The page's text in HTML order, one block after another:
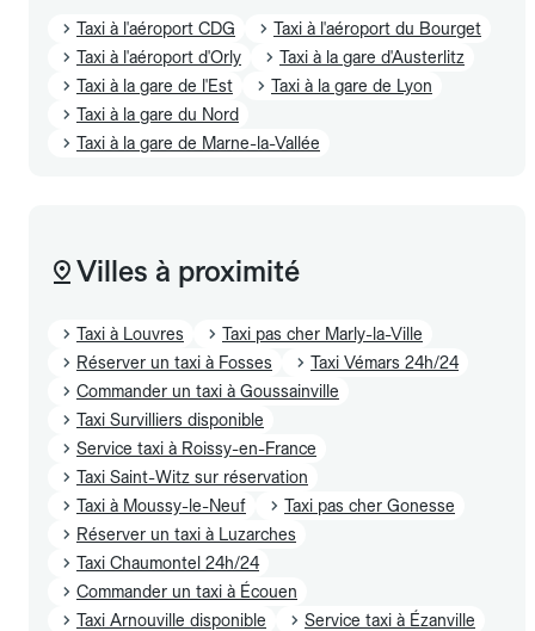
Taxi à l'aéroport CDG
Taxi à l'aéroport du Bourget
Taxi à l'aéroport d'Orly
Taxi à la gare d'Austerlitz
Taxi à la gare de l'Est
Taxi à la gare de Lyon
Taxi à la gare du Nord
Taxi à la gare de Marne-la-Vallée
Villes à proximité
Taxi à Louvres
Taxi pas cher Marly-la-Ville
Réserver un taxi à Fosses
Taxi Vémars 24h/24
Commander un taxi à Goussainville
Taxi Survilliers disponible
Service taxi à Roissy-en-France
Taxi Saint-Witz sur réservation
Taxi à Moussy-le-Neuf
Taxi pas cher Gonesse
Réserver un taxi à Luzarches
Taxi Chaumontel 24h/24
Commander un taxi à Écouen
Taxi Arnouville disponible
Service taxi à Ézanville